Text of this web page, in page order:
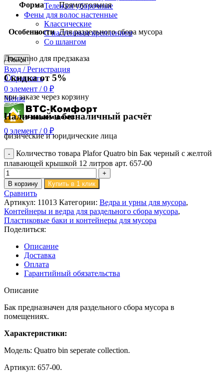
Тележки уборочные
Фены для волос настенные
Классические
С настенным креплением
Со шлангом
Поиск
Вход / Регистрация
0 Сравнить
0 элемент / 0 ₽
Меню
0 элемент / 0 ₽
Форма Прямоугольная
Особенности Для раздельного сбора мусора
Доступно для предзаказа
Скидка от 5%
при заказе через корзину
Наличный и безналичный расчёт
физические и юридические лица
Количество товара Plafor Quatro bin Бак черный с желтой
плавающей крышкой 12 литров арт. 657-00
В корзину Купить в 1 клик
Сравнить
Артикул: 11013 Категории: Ведра и урны для мусора,
Контейнеры и ведра для раздельного сбора мусора,
Пластиковые баки и контейнеры для мусора
Поделиться:
Описание
Доставка
Оплата
Гарантийный обязательства
Описание
Бак предназначен для раздельного сбора мусора в
помещениях.
Характеристики:
Модель: Quatro bin seperate collection.
Артикул: 657-00.